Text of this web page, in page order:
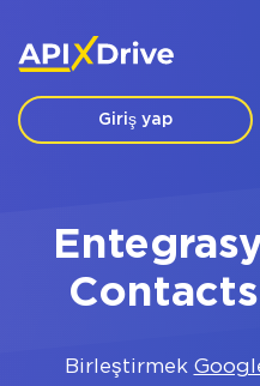
Giriş yap
Birleştirmek